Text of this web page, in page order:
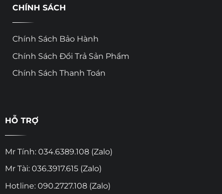
CHÍNH SÁCH
Chính Sách Bảo Hành
Chính Sách Đổi Trả Sản Phẩm
Chính Sách Thanh Toán
HỖ TRỢ
Mr Tính: 034.6389.108 (Zalo)
Mr Tài: 036.3917.615 (Zalo)
Hotline: 090.2727.108 (Zalo)